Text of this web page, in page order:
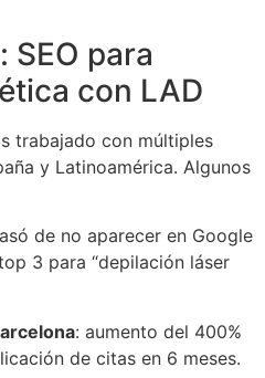
SEO para
con LAD
trabajado con múltiples
y Latinoamérica. Algunos
de no aparecer en Google
3 para “depilación láser
: aumento del 400%
de citas en 6 meses.